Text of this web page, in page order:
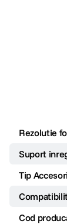
Rezolutie
Suport
Tip
Cod